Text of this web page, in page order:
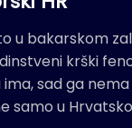
u bakarskom
krški
sad ga nema
samo u